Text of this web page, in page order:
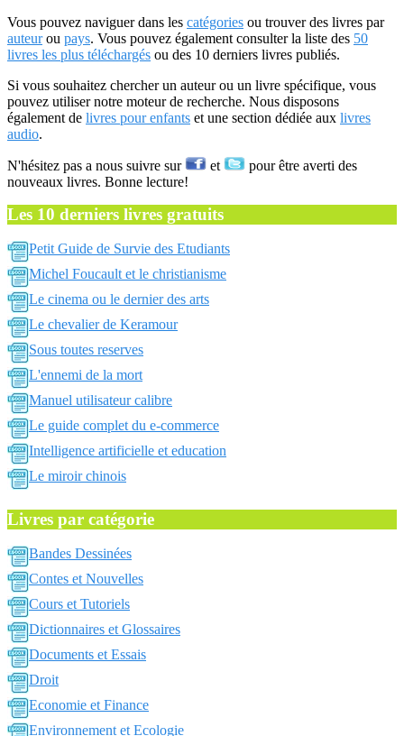
Vous pouvez naviguer dans les catégories ou trouver des livres par
auteurou pays. Vous pouvez également consulter la liste des 50
livres les plus téléchargés ou des 10 derniers livres publiés.
Si vous souhaitez chercher un auteur ou un livre spécifique, vous
pouvez utiliser notre moteur de recherche. Nous disposons
également de livres pour enfants et une section dédiée aux livres
audio.
N'hésitez pas a nous suivre sur et
pour être averti des
nouveaux livres. Bonne lecture!
Les 10 derniers livres gratuits
Petit Guide de Survie des Etudiants
Michel Foucault et le christianisme
Le cinema ou le dernier des arts
Le chevalier de Keramour
Sous toutes reserves
L'ennemi de la mort
Manuel utilisateur calibre
Le guide complet du e-commerce
Intelligence artificielle et education
Le miroir chinois
Livres par catégorie
Bandes Dessinées
Contes et Nouvelles
Cours et Tutoriels
Dictionnaires et Glossaires
Documents et Essais
Droit
Economie et Finance
Environnement et Ecologie